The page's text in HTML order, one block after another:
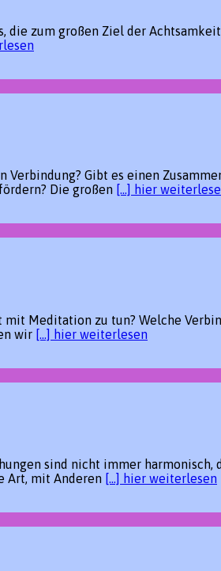
zum großen Ziel der
Gibt es einen
Die großen […] hier
Meditation zu tun? Welche
wir […] hier weiterlesen
sind nicht immer
Art, mit Anderen […] hier weiterlesen